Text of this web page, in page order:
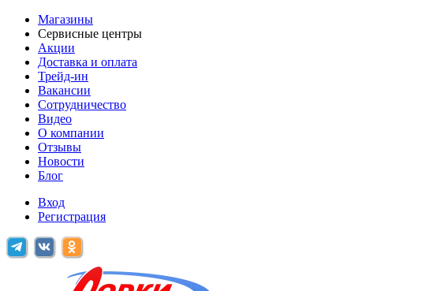
Магазины
Сервисные центры
Акции
Доставка и оплата
Трейд-ин
Вакансии
Сотрудничество
Видео
О компании
Отзывы
Новости
Блог
Вход
Регистрация